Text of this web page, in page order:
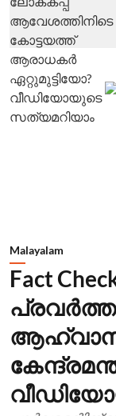
Malayalam
Fact